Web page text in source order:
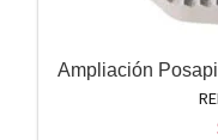
Ampliación